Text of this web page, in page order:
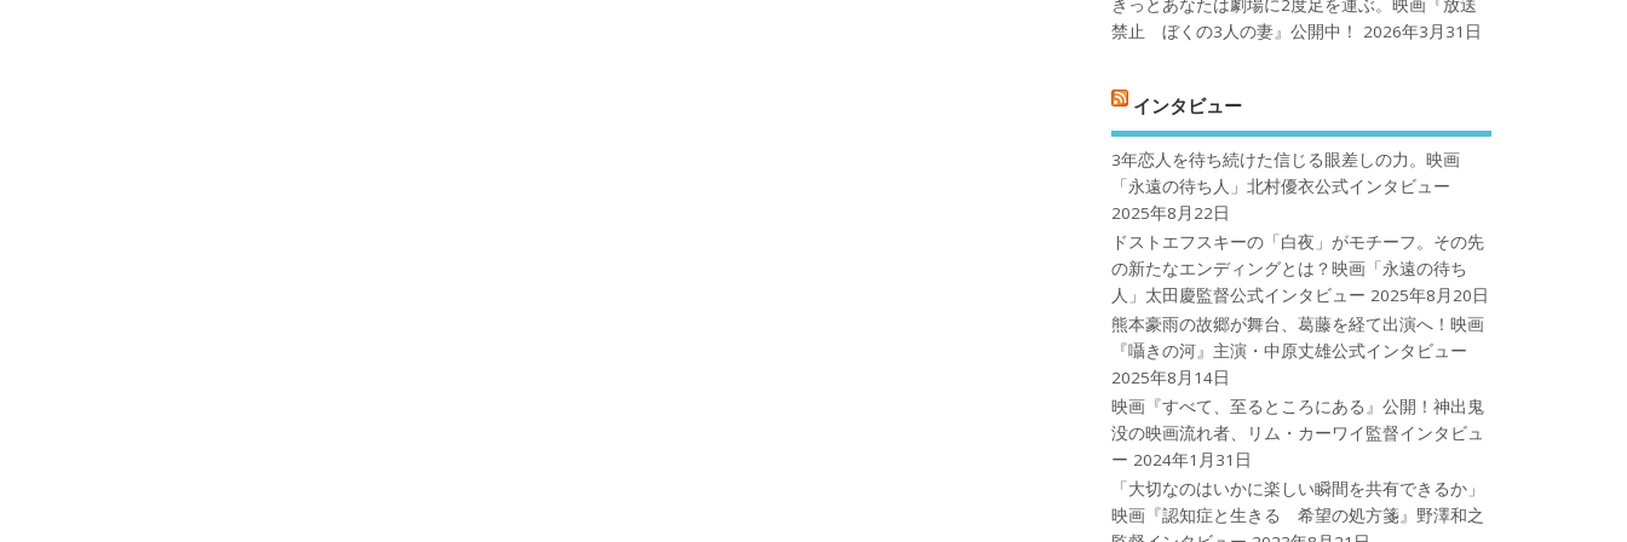
きっとあなたは劇場に2度足を運ぶ。映画『放送
禁止 ぼくの3人の妻』公開中！
2026年3月31日
インタビュー
3年恋人を待ち続けた信じる眼差しの力。映画
「永遠の待ち人」北村優衣公式インタビュー
2025年8月22日
ドストエフスキーの「白夜」がモチーフ。その先
の新たなエンディングとは？映画「永遠の待ち
人」太田慶監督公式インタビュー 2025年8月20日
熊本豪雨の故郷が舞台、葛藤を経て出演へ！映画
『囁きの河』主演・中原丈雄公式インタビュー
2025年8月14日
映画『すべて、至るところにある』公開！神出鬼
没の映画流れ者、リム・カーワイ監督インタビュ
ー 2024年1月31日
「大切なのはいかに楽しい瞬間を共有できるか」
映画『認知症と生きる 希望の処方箋』野澤和之